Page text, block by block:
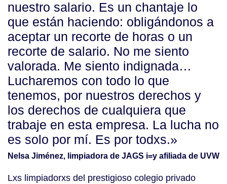
nuestro salario. Es un chantaje lo
que están haciendo: obligándonos a
aceptar un recorte de horas o un
recorte de salario. No me siento
valorada. Me siento indignada…
Lucharemos con todo lo que
tenemos, por nuestros derechos y
los derechos de cualquiera que
trabaje en esta empresa. La lucha no
es solo por mí. Es por todxs.»
Nelsa Jiménez, limpiadora de JAGS i=y afiliada de UVW
Lxs limpiadorxs del prestigioso colegio privado